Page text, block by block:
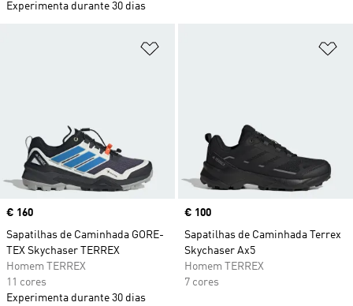
Experimenta durante 30 dias
Price
€ 160
Sapatilhas de Caminhada GORE-
TEX Skychaser TERREX
Homem TERREX
11 cores
Experimenta durante 30 dias
Price
€ 100
Sapatilhas de Caminhada Terrex
Skychaser Ax5
Homem TERREX
7 cores